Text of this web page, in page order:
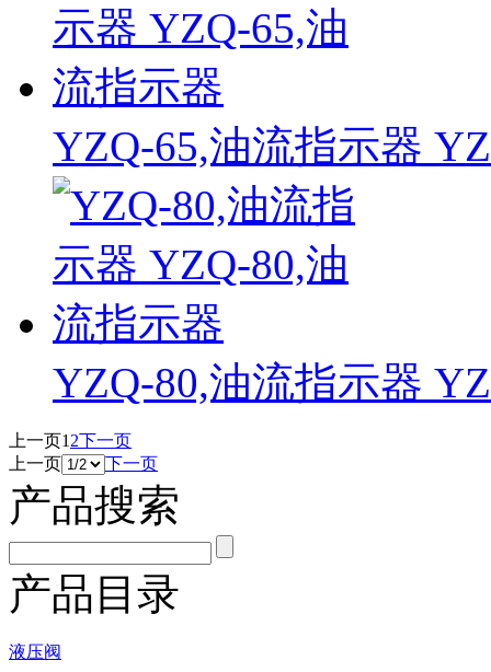
YZQ-65,油流指示器
YZQ-80,油流指示器
上一页1 2下一页
上一页
下一页
产品搜索
产品目录
液压阀